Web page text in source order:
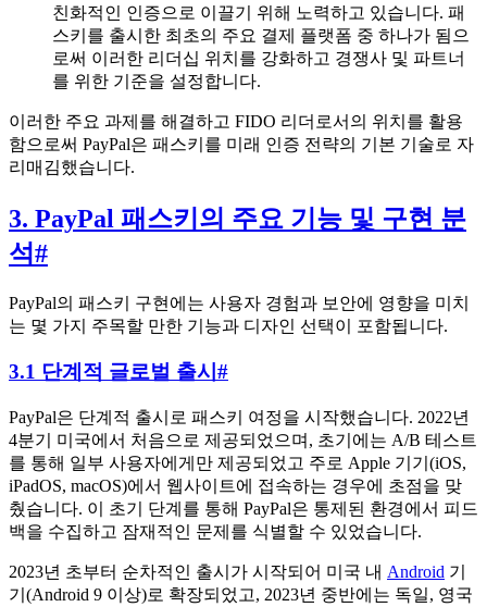
친화적인 인증으로 이끌기 위해 노력하고 있습니다. 패
스키를 출시한 최초의 주요 결제 플랫폼 중 하나가 됨으
로써 이러한 리더십 위치를 강화하고 경쟁사 및 파트너
를 위한 기준을 설정합니다.
이러한 주요 과제를 해결하고 FIDO 리더로서의 위치를 활용
함으로써 PayPal은 패스키를 미래 인증 전략의 기본 기술로 자
리매김했습니다.
3. PayPal 패스키의 주요 기능 및 구현 분
석#
PayPal의 패스키 구현에는 사용자 경험과 보안에 영향을 미치
는 몇 가지 주목할 만한 기능과 디자인 선택이 포함됩니다.
3.1 단계적 글로벌 출시 #
PayPal은 단계적 출시로 패스키 여정을 시작했습니다. 2022년
4분기 미국에서 처음으로 제공되었으며, 초기에는 A/B 테스트
를 통해 일부 사용자에게만 제공되었고 주로 Apple 기기(iOS,
iPadOS, macOS)에서 웹사이트에 접속하는 경우에 초점을 맞
췄습니다. 이 초기 단계를 통해 PayPal은 통제된 환경에서 피드
백을 수집하고 잠재적인 문제를 식별할 수 있었습니다.
2023년 초부터 순차적인 출시가 시작되어 미국 내 Android 기
기(Android 9 이상)로 확장되었고, 2023년 중반에는 독일, 영국